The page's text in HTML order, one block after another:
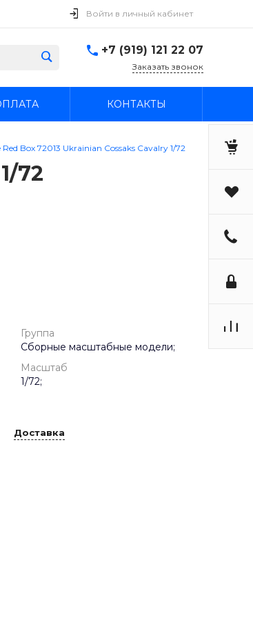
Войти в личный кабинет
+7 (919) 121 22 07
Заказать звонок
КОНТАКТЫ
Box 72013 Ukrainian Cossaks Cavalry 1/72
72
Группа
Сборные масштабные модели;
Масштаб
1/72;
Доставка